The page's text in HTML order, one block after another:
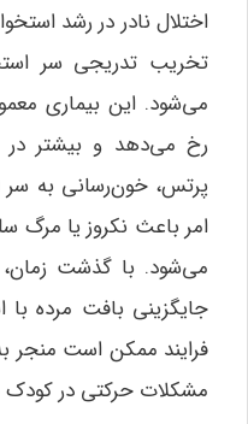
اختلال نادر در رشد
تخریب تدریجی سر
رخ می‌دهد و بیشتر در
پرتس، خون‌رسانی به
امر باعث نکروز یا مرگ
می‌شود. با گذشت
جایگزینی بافت مرده
فرایند ممکن است منجر
مشکلات حرکتی در کودک